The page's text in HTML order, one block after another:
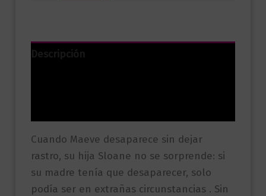
Descripción
Cuando Maeve desaparece sin dejar
rastro, su hija Sloane no se sorprende: si
su madre tenía que desaparecer, solo
podía ser en extrañas circunstancias . Sin